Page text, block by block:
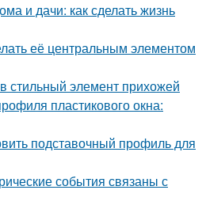
и дачи: как сделать жизнь
её центральным элементом
стильный элемент прихожей
пластикового окна:
подставочный профиль для
события связаны с